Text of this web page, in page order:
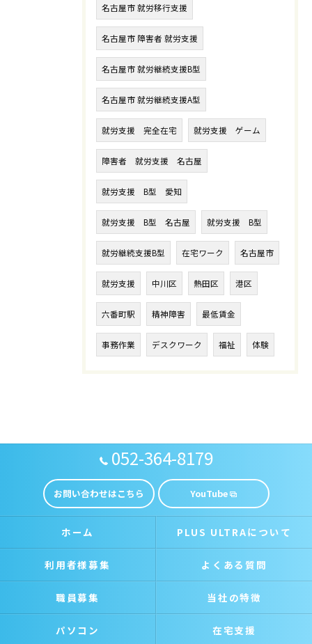
名古屋市 就労移行支援
名古屋市 障害者 就労支援
名古屋市 就労継続支援B型
名古屋市 就労継続支援A型
就労支援 完全在宅 就労支援 ゲーム
障害者 就労支援 名古屋
就労支援 B型 愛知
就労支援 B型 名古屋 就労支援 B型
就労継続支援B型 在宅ワーク 名古屋市
就労支援 中川区 熱田区 港区
六番町駅 精神障害 最低賃金
事務作業 デスクワーク 福祉 体験
052-364-8179
お問い合わせはこちら YouTube
ホーム PLUS ULTRAについて
利用者様募集 よくある質問
職員募集 当社の特徴
パソコン 在宅支援